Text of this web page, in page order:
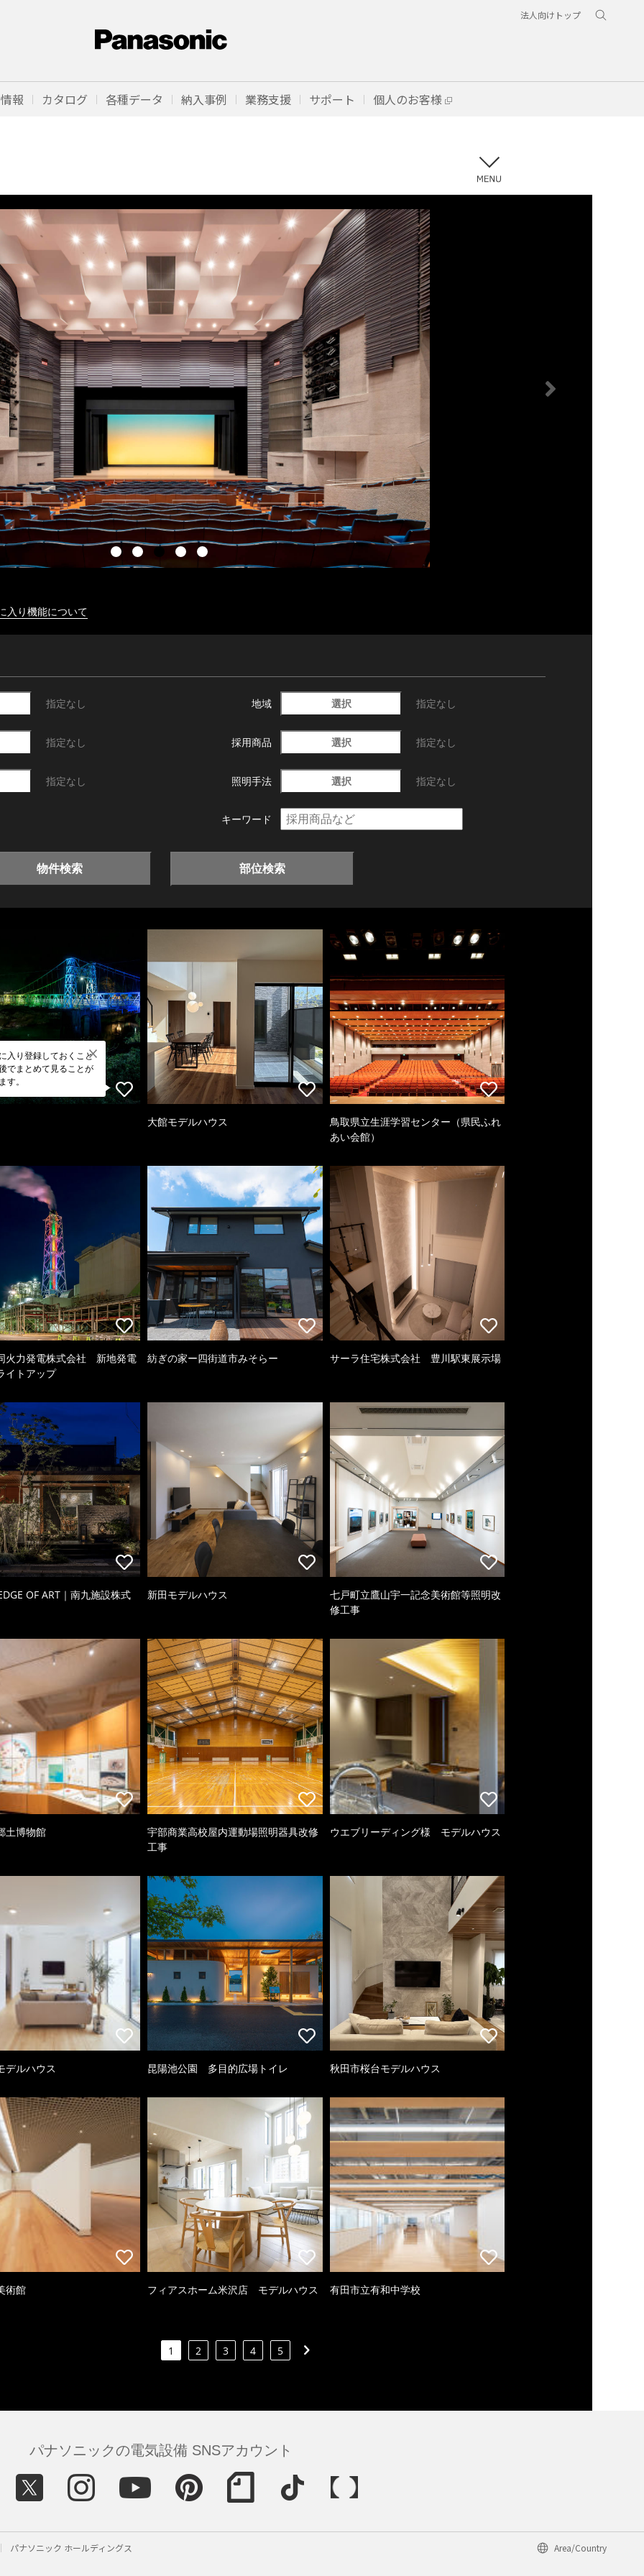
法人向けトップ
報 カタログ 各種データ 納入事例 業務支援 サポート 個人のお客様
入り機能について
指定なし 地域 選択 指定なし
指定なし 採用商品 選択 指定なし
指定なし 照明手法 選択 指定なし
キーワード
物件検索 部位検索
入り登録しておくこと
でまとめて見ることが
す。
大館モデルハウス
鳥取県立生涯学習センター（県民ふれ
あい会館）
火力発電株式会社 新地発電
イトアップ
紡ぎの家ー四街道市みそらー サーラ住宅株式会社 豊川駅東展示場
OF ART｜南九施設株式 新田モデルハウス
七戸町立鷹山宇一記念美術館等照明改
修工事
土博物館
宇部商業高校屋内運動場照明器具改修
工事
ウエブリーディング様 モデルハウス
デルハウス 昆陽池公園 多目的広場トイレ 秋田市桜台モデルハウス
術館 フィアスホーム米沢店 モデルハウス 有田市立有和中学校
1 2 3 4 5
パナソニックの電気設備 SNSアカウント
パナソニック ホールディングス Area/Country